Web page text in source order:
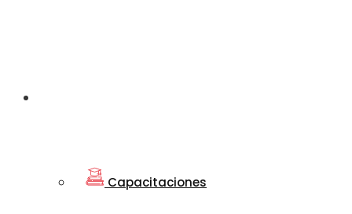
Capacitaciones